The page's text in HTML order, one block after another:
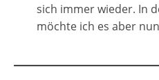
sich immer wieder. In
möchte ich es aber